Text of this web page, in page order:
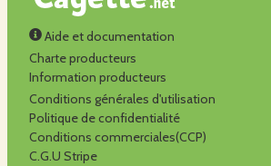
Aide et documentation
Charte producteurs
Information producteurs
Conditions générales d'utilisation
Politique de confidentialité
Conditions commerciales(CCP)
C.G.U Stripe